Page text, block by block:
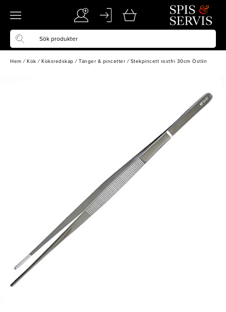
Hem / Kök / Köksredskap / Tänger & pincetter / Stekpincett rostfri 30cm Östlin